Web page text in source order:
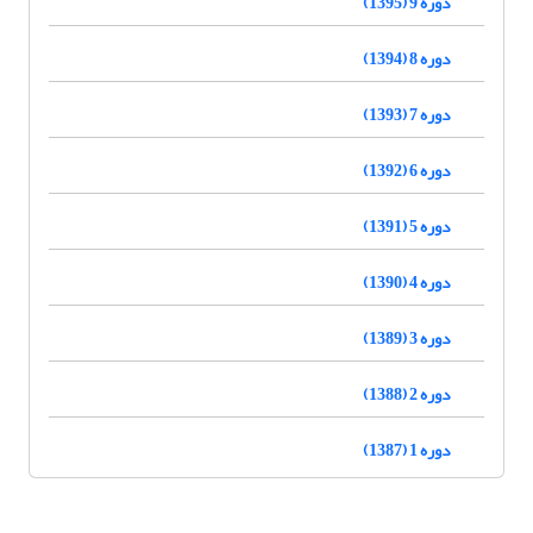
دوره 8 (1394)
دوره 7 (1393)
دوره 6 (1392)
دوره 5 (1391)
دوره 4 (1390)
دوره 3 (1389)
دوره 2 (1388)
دوره 1 (1387)